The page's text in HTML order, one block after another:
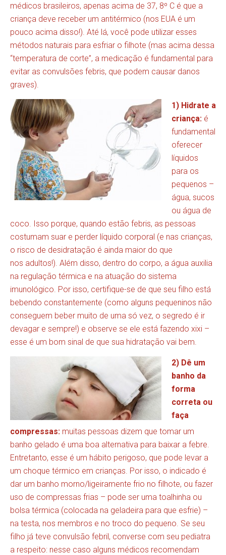
médicos brasileiros, apenas acima de 37, 8º C é que a
criança deve receber um antitérmico (nos EUA é um
pouco acima disso!). Até lá, você pode utilizar esses
métodos naturais para esfriar o filhote (mas acima dessa
“temperatura de corte”, a medicação é fundamental para
evitar as convulsões febris, que podem causar danos
graves).
1) Hidrate a
criança: é
fundamental
oferecer
líquidos
para os
pequenos –
água, sucos
ou água de
coco. Isso porque, quando estão febris, as pessoas
costumam suar e perder líquido corporal (e nas crianças,
o risco de desidratação é ainda maior do que
nos adultos!). Além disso, dentro do corpo, a água auxilia
na regulação térmica e na atuação do sistema
imunológico. Por isso, certifique-se de que seu filho está
bebendo constantemente (como alguns pequeninos não
conseguem beber muito de uma só vez, o segredo é ir
devagar e sempre!) e observe se ele está fazendo xixi –
esse é um bom sinal de que sua hidratação vai bem.
2) Dê um
banho da
forma
correta ou
faça
compressas: muitas pessoas dizem que tomar um
banho gelado é uma boa alternativa para baixar a febre.
Entretanto, esse é um hábito perigoso, que pode levar a
um choque térmico em crianças. Por isso, o indicado é
dar um banho morno/ligeiramente frio no filhote, ou fazer
uso de compressas frias – pode ser uma toalhinha ou
bolsa térmica (colocada na geladeira para que esfrie) –
na testa, nos membros e no troco do pequeno. Se seu
filho já teve convulsão febril, converse com seu pediatra
a respeito: nesse caso alguns médicos recomendam